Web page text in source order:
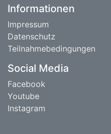
Informationen
Impressum
Datenschutz
Teilnahmebedingungen
Social Media
Facebook
Youtube
Instagram